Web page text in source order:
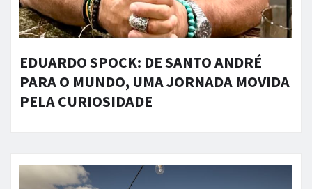
EDUARDO SPOCK: DE SANTO ANDRÉ
PARA O MUNDO, UMA JORNADA MOVIDA
PELA CURIOSIDADE